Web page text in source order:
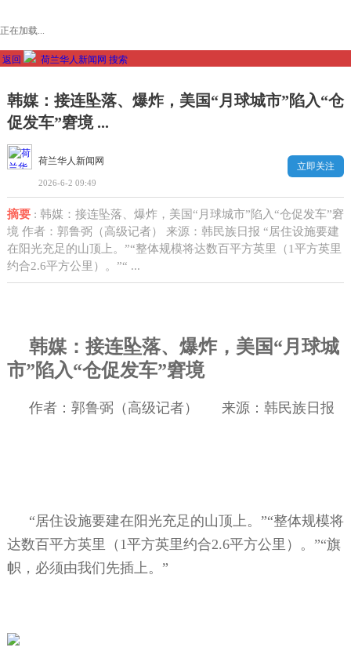
正在加载...
返回 荷兰华人新闻网 搜索
韩媒：接连坠落、爆炸，美国“月球城市”陷入“仓
促发车”窘境 ...
荷兰华人新闻网
2026-6-2 09:49
立即关注
摘要: 韩媒：接连坠落、爆炸，美国“月球城市”陷入“仓促发车”窘
境 作者：郭鲁弼（高级记者） 来源：韩民族日报 “居住设施要建
在阳光充足的山顶上。”“整体规模将达数百平方英里（1平方英里
约合2.6平方公里）。”“ ...
韩媒：接连坠落、爆炸，美国“月球城
市”陷入“仓促发车”窘境
作者：郭鲁弼（高级记者） 来源：韩民族日报
“居住设施要建在阳光充足的山顶上。”“整体规模将
达数百平方英里（ 1平方英里约合2.6平方公里）。”“旗
帜，必须由我们先插上。”